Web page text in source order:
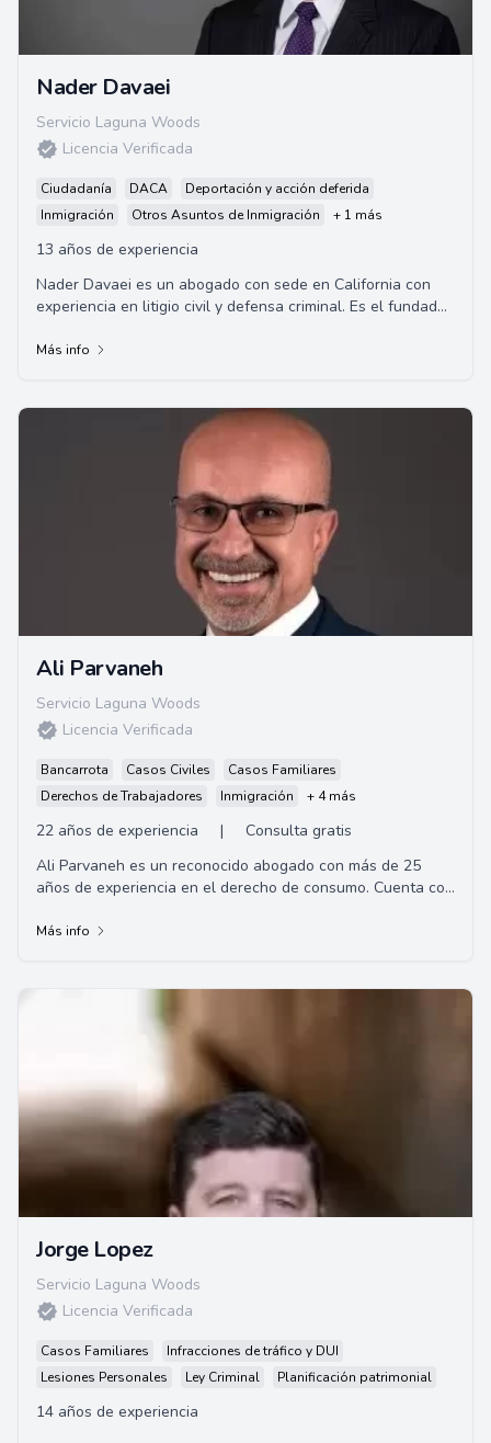
Nader Davaei
Servicio Laguna Woods
Licencia Verificada
Ciudadanía DACA
Deportación y acción deferida
Inmigración
Otros Asuntos de Inmigración + 1 más
13 años de experiencia
Nader Davaei es un abogado con sede en California con
experiencia en litigio civil y defensa criminal. Es el fundador
Más info
Ali Parvaneh
Servicio Laguna Woods
Licencia Verificada
Bancarrota Casos Civiles
Casos Familiares
Derechos de Trabajadores
Inmigración + 4 más
22 años de experiencia |
Consulta gratis
Ali Parvaneh es un reconocido abogado con más de 25
años de experiencia en el derecho de consumo. Cuenta con
Más info
Jorge Lopez
Servicio Laguna Woods
Licencia Verificada
Casos Familiares
Infracciones de tráfico y DUI
Lesiones Personales
Ley Criminal Planificación patrimonial
14 años de experiencia